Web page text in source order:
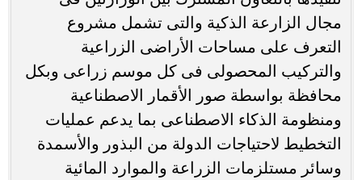
مجال الزارعة الذكية والتى تشمل مشروع
التعرف على مساحات الأراضى الزراعية
والتركيب المحصولى فى كل موسم زراعى وبكل
محافظة بواسطة صور الأقمار الاصطناعية
ومنظومة الذكاء الاصطناعى بما يدعم عمليات
التخطيط لاحتياجات الدولة من البذور والأسمدة
وسائر مستلزمات الزراعة والموارد المائية